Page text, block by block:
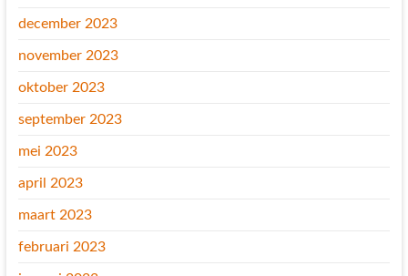
december 2023
november 2023
oktober 2023
september 2023
mei 2023
april 2023
maart 2023
februari 2023